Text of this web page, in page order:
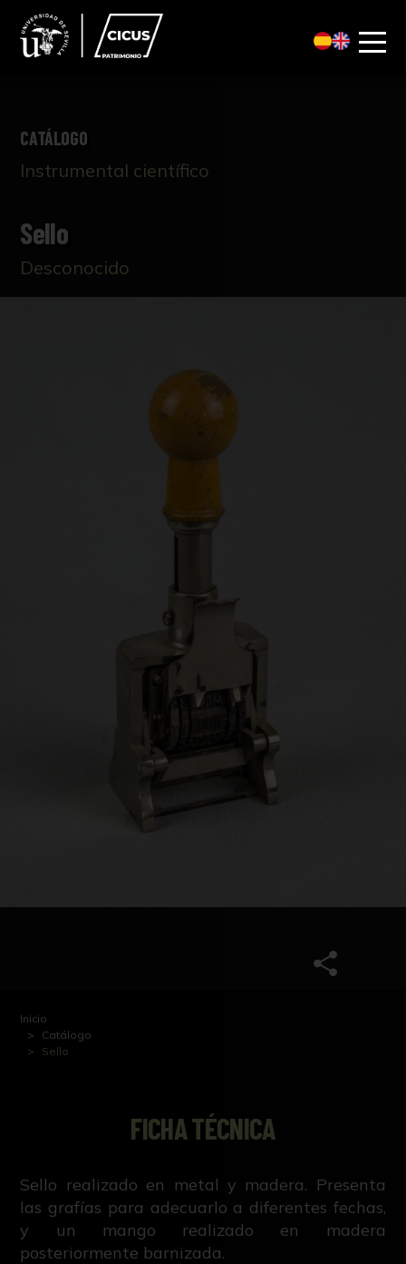
CATÁLOGO
Instrumental científico
Sello
Desconocido
Inicio
Catálogo
Sello
FICHA TÉCNICA
Sello realizado en metal y madera. Presenta
las grafías para adecuarlo a diferentes fechas,
y un mango realizado en madera
posteriormente barnizada.